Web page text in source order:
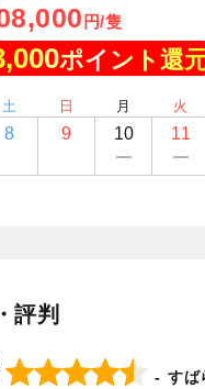
円/隻
ポイント還
土
8
日
9
月
10
火
11
評判
すば